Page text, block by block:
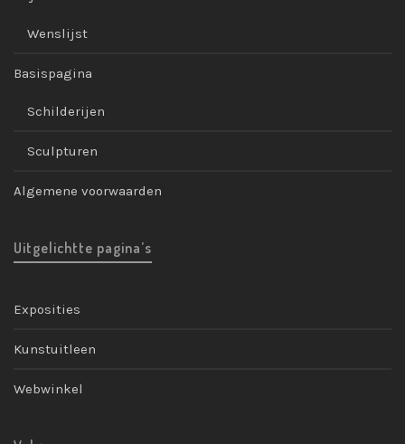
Wenslijst
Basispagina
Schilderijen
Sculpturen
Algemene voorwaarden
Uitgelichtte pagina’s
Exposities
Kunstuitleen
Webwinkel